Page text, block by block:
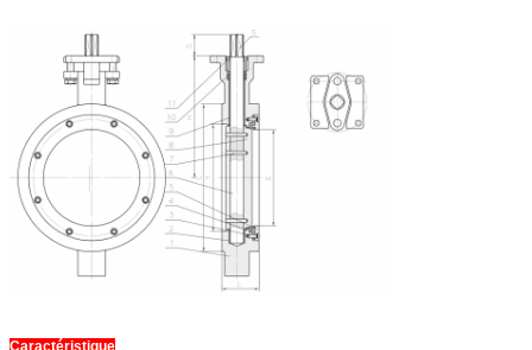
Caractéristique